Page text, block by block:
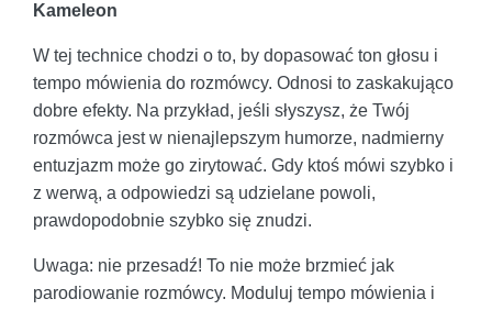
Kameleon
W tej technice chodzi o to, by dopasować ton głosu i
tempo mówienia do rozmówcy. Odnosi to zaskakująco
dobre efekty. Na przykład, jeśli słyszysz, że Twój
rozmówca jest w nienajlepszym humorze, nadmierny
entuzjazm może go zirytować. Gdy ktoś mówi szybko i
z werwą, a odpowiedzi są udzielane powoli,
prawdopodobnie szybko się znudzi.
Uwaga: nie przesadź! To nie może brzmieć jak
parodiowanie rozmówcy. Moduluj tempo mówienia i